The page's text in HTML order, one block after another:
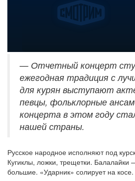
— Отчетный концерт
ежегодная традиция с
для курян выступают
певцы, фольклорные
концерта в этом году
нашей страны.
Русское народное исполняют под
Кугиклы, ложки, трещетки. Балалайки
большие. «Ударник» солирует на косе.